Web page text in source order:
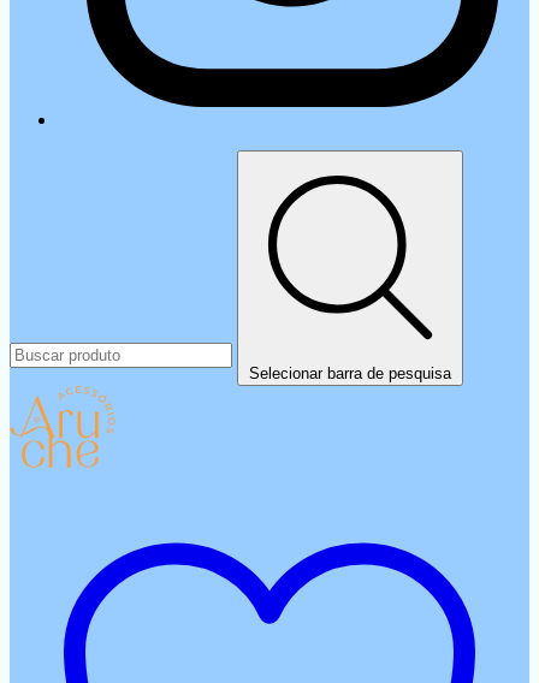
Selecionar barra de pesquisa